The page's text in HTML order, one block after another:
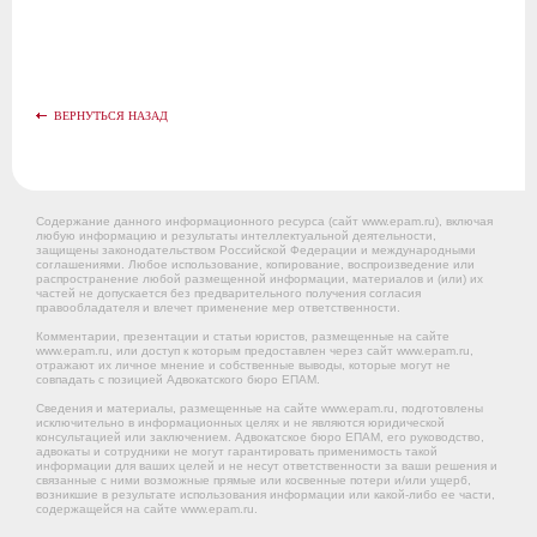
ВЕРНУТЬСЯ НАЗАД
Содержание данного информационного ресурса (сайт www.epam.ru), включая
любую информацию и результаты интеллектуальной деятельности,
защищены законодательством Российской Федерации и международными
соглашениями. Любое использование, копирование, воспроизведение или
распространение любой размещенной информации, материалов и (или) их
частей не допускается без предварительного получения согласия
правообладателя и влечет применение мер ответственности.
Комментарии, презентации и статьи юристов, размещенные на сайте
www.epam.ru, или доступ к которым предоставлен через сайт www.epam.ru,
отражают их личное мнение и собственные выводы, которые могут не
совпадать с позицией Адвокатского бюро ЕПАМ.
Сведения и материалы, размещенные на сайте www.epam.ru, подготовлены
исключительно в информационных целях и не являются юридической
консультацией или заключением. Адвокатское бюро ЕПАМ, его руководство,
адвокаты и сотрудники не могут гарантировать применимость такой
информации для ваших целей и не несут ответственности за ваши решения и
связанные с ними возможные прямые или косвенные потери и/или ущерб,
возникшие в результате использования информации или какой-либо ее части,
содержащейся на сайте www.epam.ru.